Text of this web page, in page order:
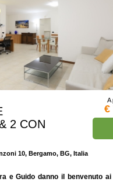
A
€
2 CON
10, Bergamo, BG, Italia
e Guido danno il benvenuto ai